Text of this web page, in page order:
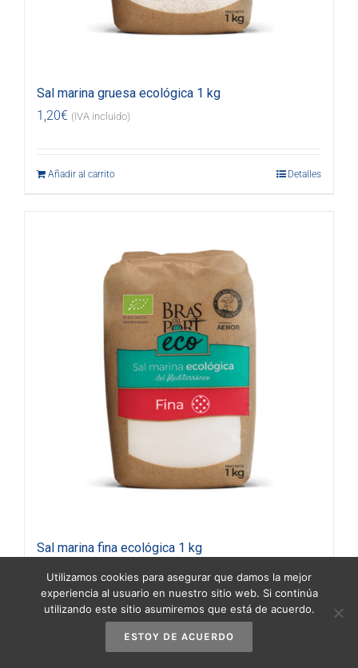
Sal marina gruesa ecológica 1 kg
1,20€ (IVA incluido)
Añadir al carrito Detalles
Sal marina fina ecológica 1 kg
1,20€ (IVA incluido)
Utilizamos cookies para asegurar que damos la mejor
experiencia al usuario en nuestro sitio web. Si continúa
utilizando este sitio asumiremos que está de acuerdo.
ESTOY DE ACUERDO